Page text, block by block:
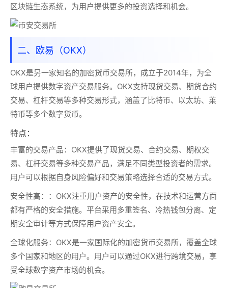
区块链生态系统，为用户提供更多的投资选择和机会。
二、欧易（OKX）
OKX是另一家知名的加密货币交易所，成立于2014年，为全
球用户提供数字资产交易服务。OKX支持现货交易、期货合约
交易、杠杆交易等多种交易形式，涵盖了比特币、以太坊、莱
特币等多个数字货币。
特点：
丰富的交易产品： OKX提供了现货交易、合约交易、期权交
易、杠杆交易等多种交易产品，满足不同类型投资者的需求。
用户可以根据自身风险偏好和交易策略选择合适的交易方式。
安全性高：
：OKX注重用户资产的安全性，在技术和运营方面
都有严格的安全措施。平台采用多重签名、冷热钱包分离、定
期安全审计等方式保障用户资产安全。
全球化服务： OKX是一家国际化的加密货币交易所，覆盖全球
多个国家和地区的用户。用户可以通过OKX进行跨境交易，享
受全球数字资产市场的机会。